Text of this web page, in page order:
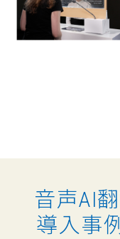
音声AI
導入事